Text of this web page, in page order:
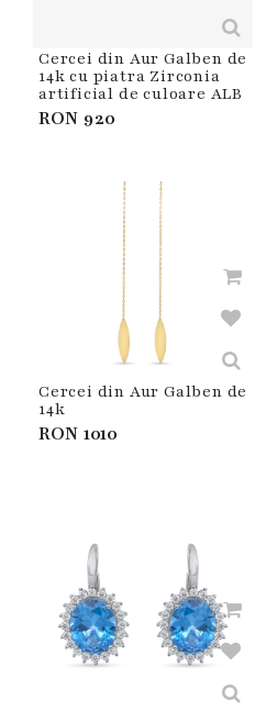
Cercei din Aur Galben de
14k cu piatra Zirconia
artificial de culoare ALB
RON 920
Cercei din Aur Galben de
14k
RON1010